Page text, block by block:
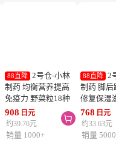
88直降 2号仓-小林
制药 均衡营养提高
免疫力 野菜粒18种
蔬菜浓缩纤维素 150
粒 防止便秘促进毒
素排泄
908 日元
约39.76元

销量 1000+
88直降
2
制药 脚后
修复保湿
足膏 30g
768 日元
约33.63元
销量